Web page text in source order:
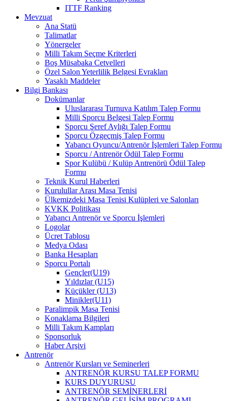
ITTF Ranking
Mevzuat
Ana Statü
Talimatlar
Yönergeler
Milli Takım Seçme Kriterleri
Boş Müsabaka Cetvelleri
Özel Salon Yeterlilik Belgesi Evrakları
Yasaklı Maddeler
Bilgi Bankası
Dokümanlar
Uluslararası Turnuva Katılım Talep Formu
Milli Sporcu Belgesi Talep Formu
Sporcu Şeref Aylığı Talep Formu
Sporcu Özgeçmiş Talep Formu
Yabancı Oyuncu/Antrenör İşlemleri Talep Formu
Sporcu / Antrenör Ödül Talep Formu
Spor Kulübü / Kulüp Antrenörü Ödül Talep
Formu
Teknik Kurul Haberleri
Kurulullar Arası Masa Tenisi
Ülkemizdeki Masa Tenisi Kulüpleri ve Salonları
KVKK Politikası
Yabancı Antrenör ve Sporcu İşlemleri
Logolar
Ücret Tablosu
Medya Odası
Banka Hesapları
Sporcu Portalı
Gençler(U19)
Yıldızlar (U15)
Küçükler (U13)
Minikler(U11)
Paralimpik Masa Tenisi
Konaklama Bilgileri
Milli Takım Kampları
Sponsorluk
Haber Arşivi
Antrenör
Antrenör Kursları ve Seminerleri
ANTRENÖR KURSU TALEP FORMU
KURS DUYURUSU
ANTRENÖR SEMİNERLERİ